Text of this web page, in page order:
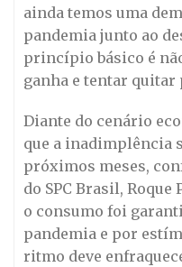
ainda temos uma
pandemia junto ao
princípio básico é
ganha e tentar quitar
Diante do cenário
que a inadimplência
próximos meses,
do SPC Brasil, Roque
o consumo foi
pandemia e por
ritmo deve